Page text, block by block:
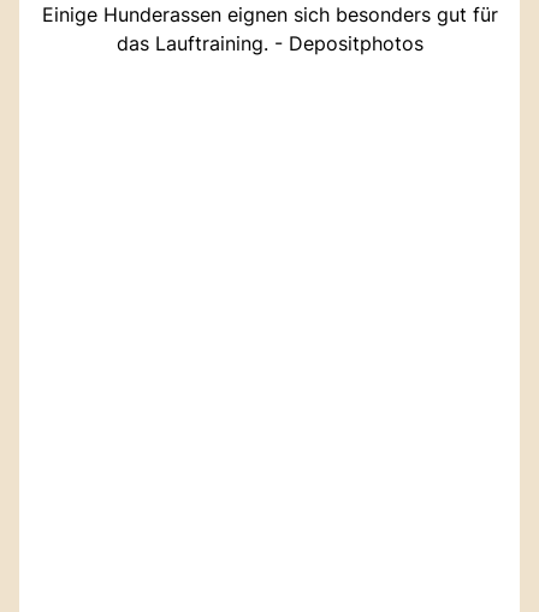
Einige Hunderassen eignen sich besonders gut für
das Lauftraining. - Depositphotos